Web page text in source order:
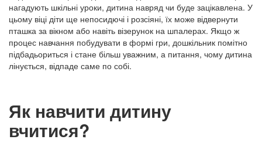
нагадують шкільні уроки, дитина навряд чи буде зацікавлена. У
цьому віці діти ще непосидючі і розсіяні, їх може відвернути
пташка за вікном або навіть візерунок на шпалерах. Якщо ж
процес навчання побудувати в формі гри, дошкільник помітно
підбадьориться і стане більш уважним, а питання, чому дитина
лінується, відпаде саме по собі.
Як навчити дитину
вчитися?